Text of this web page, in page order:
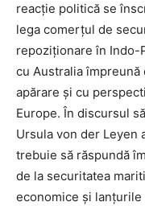
reacție politică se
lega comerțul de
repoziționare în Indo-
cu Australia
apărare și cu
Europe. În discursul
Ursula von der Leyen
trebuie să răspundă
de la securitatea
economice și